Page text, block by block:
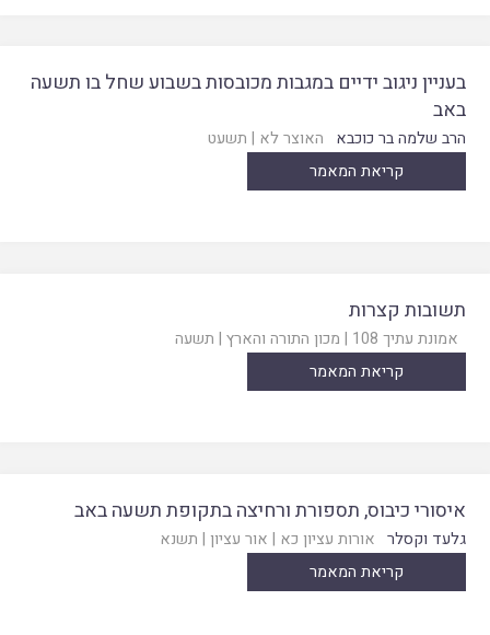
בעניין ניגוב ידיים במגבות מכובסות בשבוע שחל בו תשעה
באב
הרב שלמה בר כוכבא האוצר לא | תשעט
קריאת המאמר
תשובות קצרות
אמונת עתיך 108 | מכון התורה והארץ | תשעה
קריאת המאמר
איסורי כיבוס, תספורת ורחיצה בתקופת תשעה באב
גלעד וקסלר אורות עציון כא | אור עציון | תשנא
קריאת המאמר